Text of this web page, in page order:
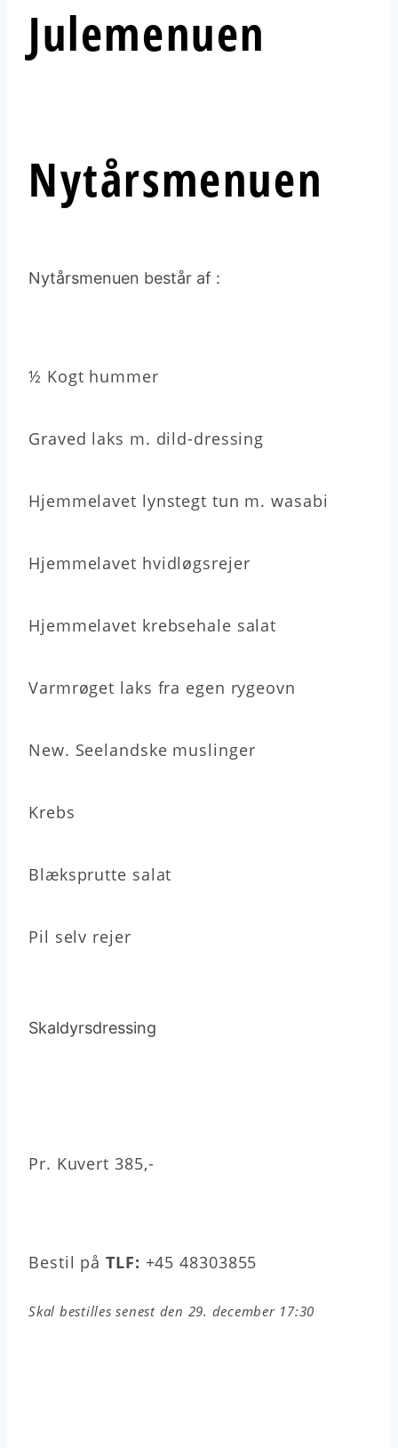
Julemenuen
Nytårsmenuen
​Nytårsmenuen består af :
½ Kogt hummer
Graved laks m. dild-dressing
Hjemmelavet lynstegt tun m. wasabi
Hjemmelavet hvidløgsrejer
Hjemmelavet krebsehale salat
Varmrøget laks fra egen rygeovn
New. Seelandske muslinger
Krebs
Blæksprutte salat
Pil selv rejer
Skaldyrsdressing
Pr. Kuvert 385,-
Bestil på TLF: +45 48303855
Skal bestilles senest den 29. december 17:30